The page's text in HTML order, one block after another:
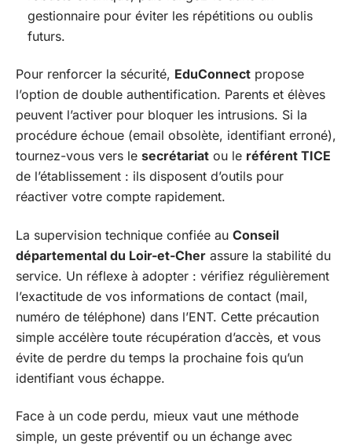
gestionnaire pour éviter les répétitions ou oublis
futurs.
Pour renforcer la sécurité, EduConnect propose
l’option de double authentification. Parents et élèves
peuvent l’activer pour bloquer les intrusions. Si la
procédure échoue (email obsolète, identifiant erroné),
tournez-vous vers le secrétariat ou le référent TICE
de l’établissement : ils disposent d’outils pour
réactiver votre compte rapidement.
La supervision technique confiée au Conseil
départemental du Loir-et-Cher assure la stabilité du
service. Un réflexe à adopter : vérifiez régulièrement
l’exactitude de vos informations de contact (mail,
numéro de téléphone) dans l’ENT. Cette précaution
simple accélère toute récupération d’accès, et vous
évite de perdre du temps la prochaine fois qu’un
identifiant vous échappe.
Face à un code perdu, mieux vaut une méthode
simple, un geste préventif ou un échange avec